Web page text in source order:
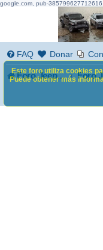
google.com, pub-
FAQ Donar
Foro Jeep Renegade
Este foro utiliza cookies
Puede obtener más